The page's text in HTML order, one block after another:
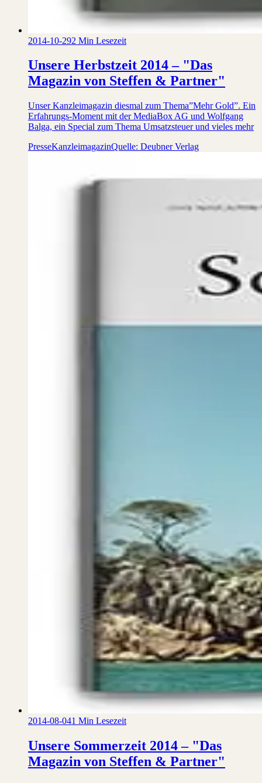
2014-10-292 Min Lesezeit
Unsere Herbstzeit 2014 – "Das
Magazin von Steffen & Partner"
Unser Kanzleimagazin diesmal zum Thema”Mehr Gold”. Ein
Erfahrungs-Moment mit der MediaBox AG und Wolfgang
Balga, ein Special zum Thema Umsatzsteuer und vieles mehr
PresseKanzleimagazinQuelle: Deubner Verlag
2014-08-041 Min Lesezeit
Unsere Sommerzeit 2014 – "Das
Magazin von Steffen & Partner"